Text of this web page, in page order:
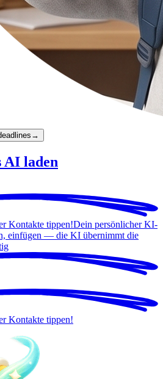
→
AI laden
Kontakte tippen!Dein persönlicher KI-
einfügen — die KI übernimmt die
Kontakte tippen!